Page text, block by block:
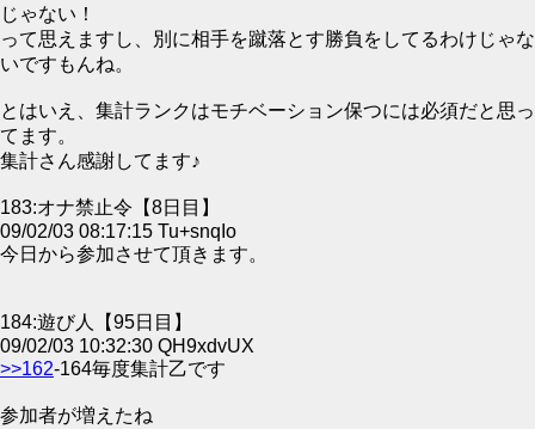
じゃない！
って思えますし、別に相手を蹴落とす勝負をしてるわけじゃな
いですもんね。
とはいえ、集計ランクはモチベーション保つには必須だと思っ
てます。
集計さん感謝してます♪
183:オナ禁止令【8日目】
09/02/03 08:17:15 Tu+snqIo
今日から参加させて頂きます。
184:遊び人【95日目】
09/02/03 10:32:30 QH9xdvUX
>>162-164毎度集計乙です
参加者が増えたね